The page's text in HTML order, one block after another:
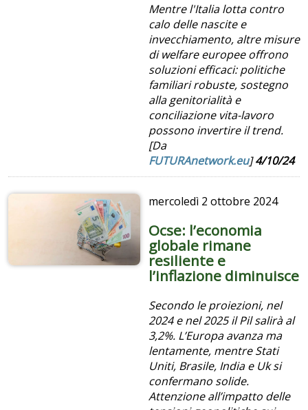
Mentre l'Italia lotta contro
calo delle nascite e
invecchiamento, altre misure
di welfare europee offrono
soluzioni efficaci: politiche
familiari robuste, sostegno
alla genitorialità e
conciliazione vita-lavoro
possono invertire il trend.
[Da
FUTURAnetwork.eu]4/10/24
mercoledì 2 ottobre 2024
Ocse: l’economia
globale rimane
resiliente e
l’inflazione diminuisce
Secondo le proiezioni, nel
2024 e nel 2025 il Pil salirà al
3,2%. L’Europa avanza ma
lentamente, mentre Stati
Uniti, Brasile, India e Uk si
confermano solide.
Attenzione all’impatto delle